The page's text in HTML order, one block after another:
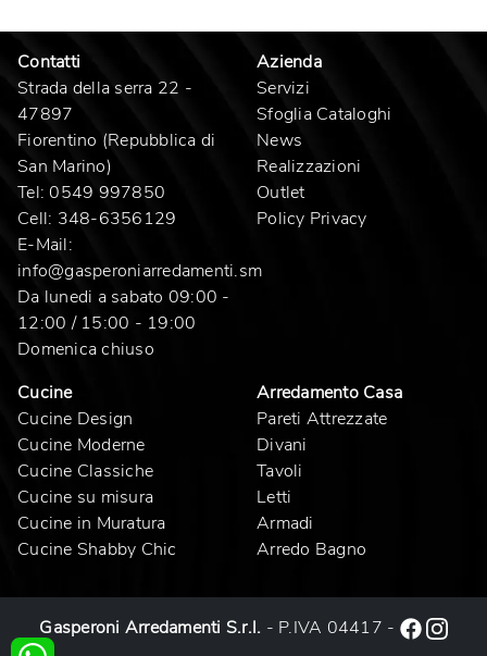
Contatti
Strada della serra 22 -
47897
Fiorentino (Repubblica di
San Marino)
Tel: 0549 997850
Cell: 348-6356129
E-Mail:
info@gasperoniarredamenti.sm
Da lunedi a sabato 09:00 -
12:00 / 15:00 - 19:00
Domenica chiuso
Azienda
Servizi
Sfoglia Cataloghi
News
Realizzazioni
Outlet
Policy Privacy
Cucine
Cucine Design
Cucine Moderne
Cucine Classiche
Cucine su misura
Cucine in Muratura
Cucine Shabby Chic
Arredamento Casa
Pareti Attrezzate
Divani
Tavoli
Letti
Armadi
Arredo Bagno
Gasperoni Arredamenti S.r.l. - P.IVA 04417 -